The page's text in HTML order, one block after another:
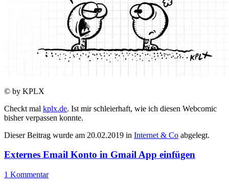
© by KPLX
Checkt mal kplx.de. Ist mir schleierhaft, wie ich diesen Webcomic
bisher verpassen konnte.
Dieser Beitrag wurde am 20.02.2019 in Internet & Co abgelegt.
Externes Email Konto in Gmail App einfügen
1 Kommentar